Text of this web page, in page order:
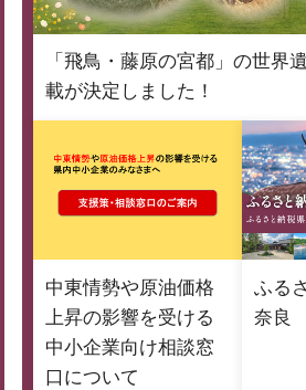
「飛鳥・藤原の宮都」の世界
載が決定しました！
中東情勢や原油価格
上昇の影響を受ける
中小企業向け相談窓
口について
ふる
奈良